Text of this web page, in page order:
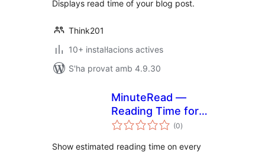
Displays read time of your blog post.
Think201
10+ instal·lacions actives
S'ha provat amb 4.9.30
MinuteRead —
Reading Time for
Posts
(0puntuacions
totals
)
Show estimated reading time on every